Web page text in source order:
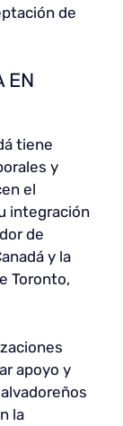
de
EN
tiene
y
el
integración
de
y la
Toronto,
apoyo y
la